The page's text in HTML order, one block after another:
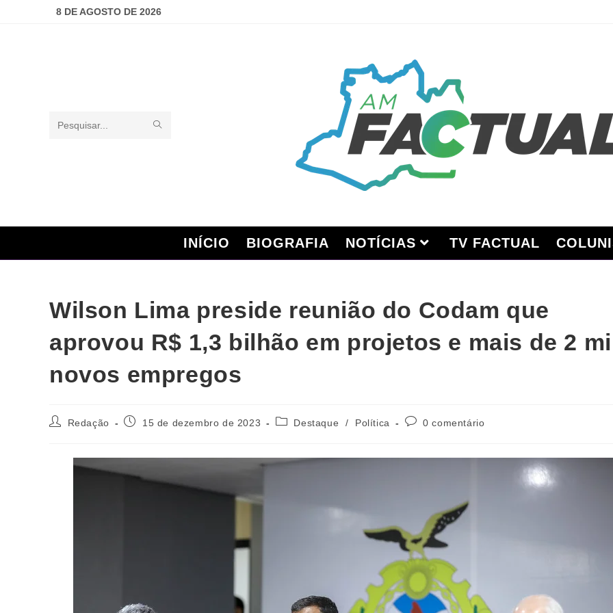
8 DE AGOSTO DE 2026
Pesquisar
INÍCIO BIOGRAFIA NOTÍCIAS TV FACTUAL
Wilson Lima preside reunião do Codam que
aprovou R$ 1,3 bilhão em projetos e mais de 2
novos empregos
Redação 15 de dezembro de 2023 Destaque / Política 0 comentário